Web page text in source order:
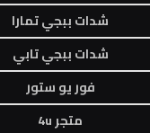
شدات ببجي تمارا
شدات ببجي تابي
فور يو ستور
متجر 4u